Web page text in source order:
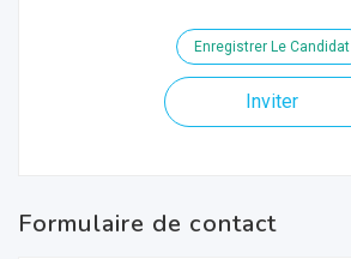
Enregistrer Le Candidat
Inviter
Formulaire de contact